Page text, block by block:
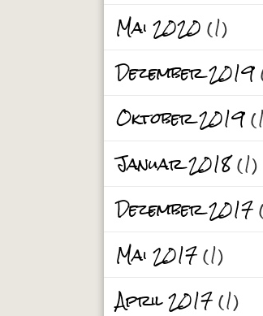
Mai 2020(1)
Dezember 2019
Oktober 2019
Januar 2018(1)
Dezember 2017
Mai 2017(1)
April 2017(1)